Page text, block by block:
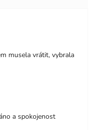
musela vrátit, vybrala
a spokojenost